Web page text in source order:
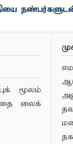
மூலம்
லைக்